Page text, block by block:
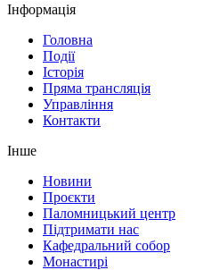
Інформація
Головна
Події
Історія
Пряма трансляція
Управління
Контакти
Інше
Новини
Проєкти
Паломницький центр
Підтримати нас
Кафедральний собор
Монастирі